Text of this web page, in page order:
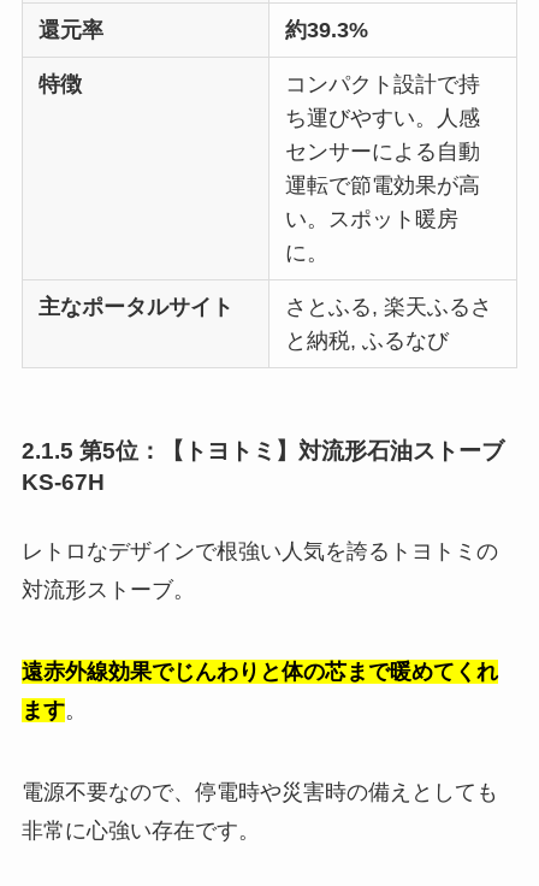
還元率 約39.3%
特徴
コンパクト設計で持
ち運びやすい。人感
センサーによる自動
運転で節電効果が高
い。スポット暖房
に。
主なポータルサイト
さとふる, 楽天ふるさ
と納税, ふるなび
2.1.5 第5位：【トヨトミ】対流形石油ストーブ
KS-67H
レトロなデザインで根強い人気を誇るトヨトミの
対流形ストーブ。
遠赤外線効果でじんわりと体の芯まで暖めてくれ
ます。
電源不要なので、停電時や災害時の備えとしても
非常に心強い存在です。